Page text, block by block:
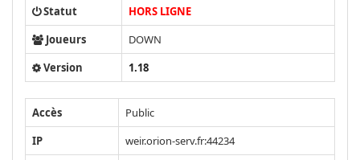
Statut
HORS LIGNE
Joueurs
DOWN
Version
1.18
Accès
Public
IP
weir.orion-serv.fr:44234